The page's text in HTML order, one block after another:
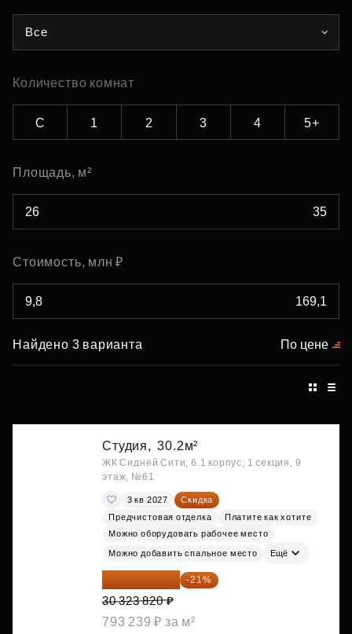
Все
Количество комнат
С 1 2 3 4 5+
Площадь, м²
Стоимость, млн ₽
Найдено 3 варианта По цене
Студия, 30.2м²
ЖК Сидней Сити, 6.1 корпус, 1 секция, 9
этаж, №61
3 кв 2027
Скидка
Предчистовая отделка
Платите как хотите
Можно оборудовать рабочее место
Можно добавить спальное место Ещё
23 955 818 ₽ -21%
30 323 820 ₽
793 239 ₽ за м²